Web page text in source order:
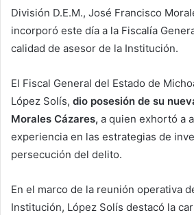
División D.E.M., José Francisco
incorporó este día a la Fiscalía
calidad de asesor de la Institución.
El Fiscal General del Estado de
López Solís, dio posesión de su
Morales Cázares, a quien exhortó a
experiencia en las estrategias de
persecución del delito.
En el marco de la reunión operativa
Institución, López Solís destacó la